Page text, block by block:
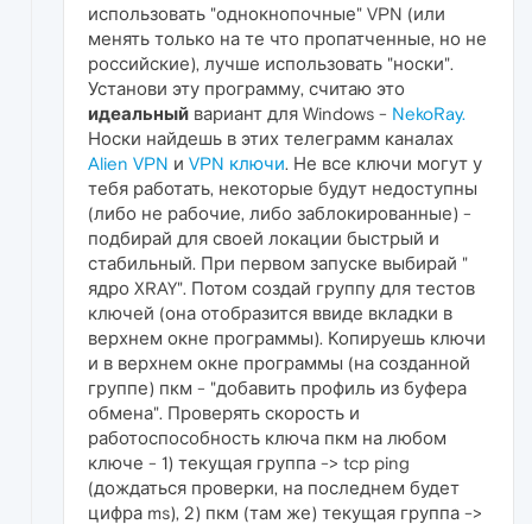
использовать "однокнопочные" VPN (или
менять только на те что пропатченные, но не
российские), лучше использовать "носки".
Установи эту программу, считаю это
идеальный вариант для Windows - NekoRay.
Носки найдешь в этих телеграмм каналах
Alien VPN и VPN ключи. Не все ключи могут у
тебя работать, некоторые будут недоступны
(либо не рабочие, либо заблокированные) -
подбирай для своей локации быстрый и
стабильный. При первом запуске выбирай "
ядро XRAY". Потом создай группу для тестов
ключей (она отобразится ввиде вкладки в
верхнем окне программы). Копируешь ключи
и в верхнем окне программы (на созданной
группе) пкм - "добавить профиль из буфера
обмена". Проверять скорость и
работоспособность ключа пкм на любом
ключе - 1) текущая группа -> tcp ping
(дождаться проверки, на последнем будет
цифра ms), 2) пкм (там же) текущая группа ->